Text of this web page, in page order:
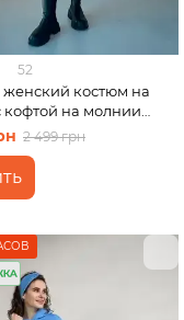
52
костюм на
кофтой на молнии
Merlini Анже
размер 54-56 (4XL-
2 499 грн